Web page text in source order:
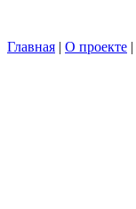
Главная | О проекте |